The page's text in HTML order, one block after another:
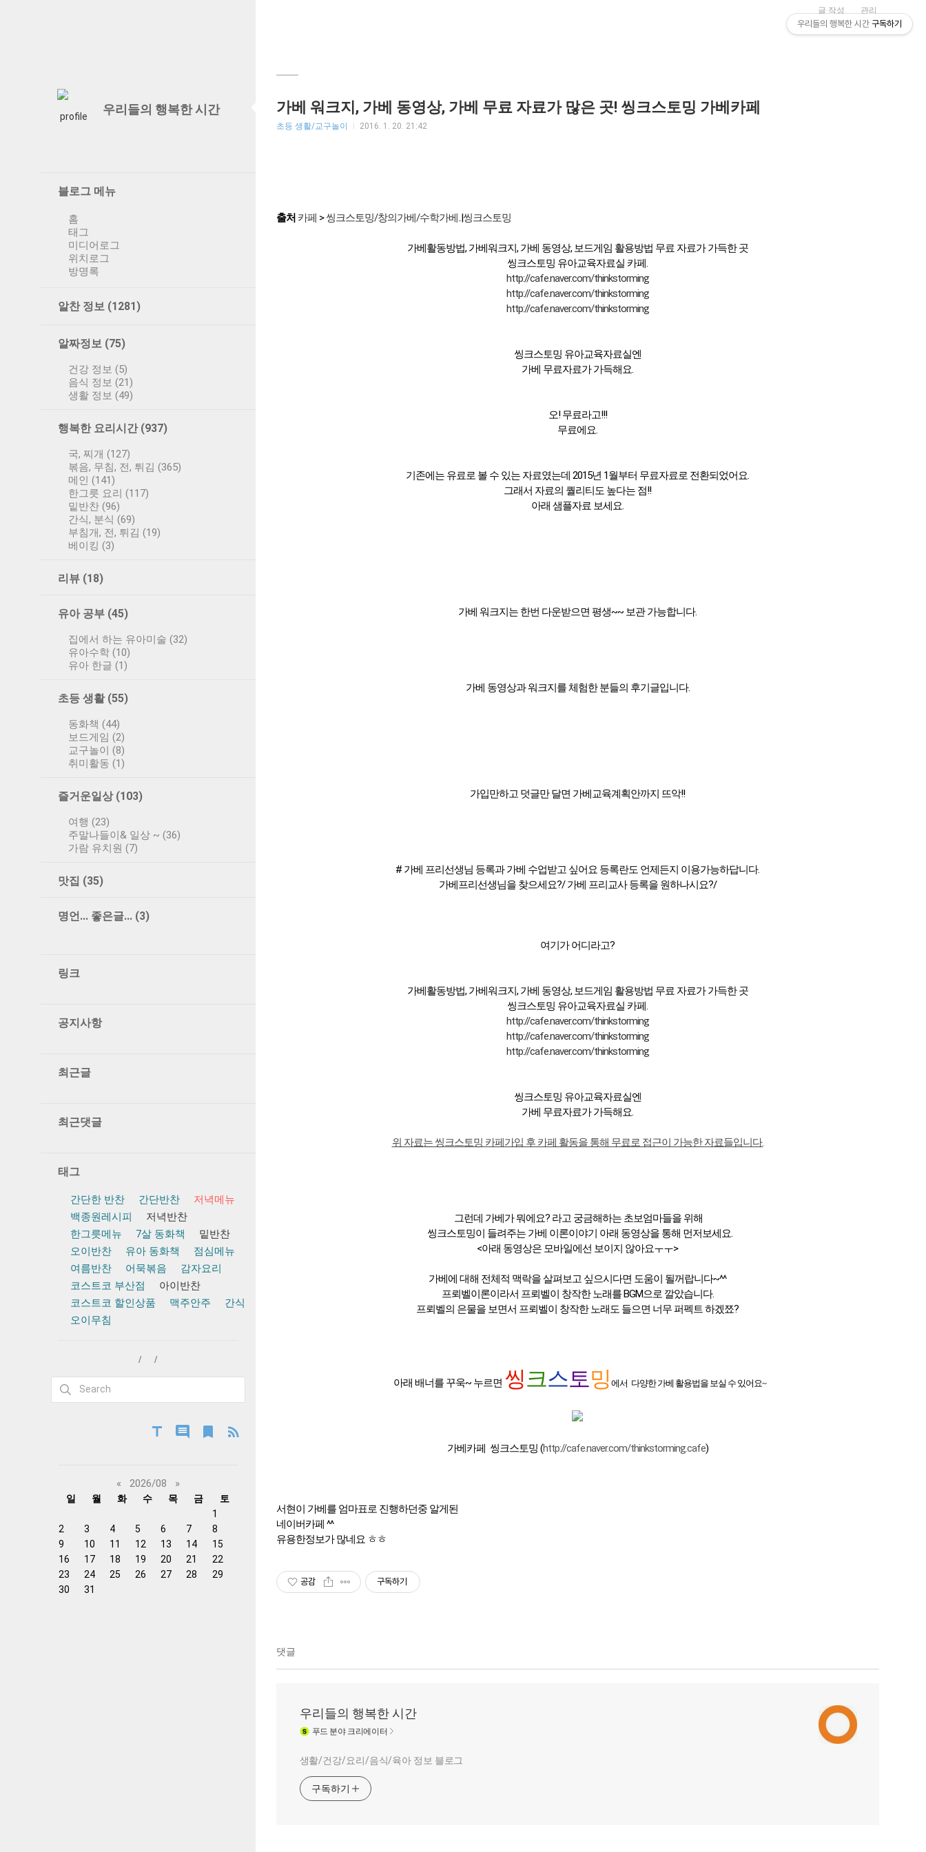
글 작성 관리
가베 워크지, 가베 동영상, 가베 무료 자료가 많은 곳! 씽크스토밍 가베카페
초등 생활/교구놀이 2016. 1. 20. 21:42
출처 카페 >씽크스토밍/창의가베/수학가베..|씽크스토밍
가베활동방법, 가베워크지, 가베 동영상, 보드게임 활용방법 무료 자료가 가득한 곳
씽크스토밍 유아교육자료실 카페.
http://cafe.naver.com/thinkstorming
http://cafe.naver.com/thinkstorming
http://cafe.naver.com/thinkstorming
씽크스토밍 유아교육자료실엔
가베 무료자료가 가득해요.
오! 무료라고!!!
무료에요.
기존에는 유료로 볼 수 있는 자료였는데 2015년 1월부터 무료자료로 전환되었어요.
그래서 자료의 퀄리티도 높다는 점!!
아래 샘플자료 보세요.
가베 워크지는 한번 다운받으면 평생~~ 보관 가능합니다.
가베 동영상과 워크지를 체험한 분들의 후기글입니다.
가입만하고 덧글만 달면 가베교육계획안까지 뜨악!!
# 가베 프리선생님 등록과 가베 수업받고 싶어요 등록란도 언제든지 이용가능하답니다.
가베프리선생님을 찾으세요?/ 가베 프리교사 등록을 원하나시요?/
여기가 어디라고?
가베활동방법, 가베워크지, 가베 동영상, 보드게임 활용방법 무료 자료가 가득한 곳
씽크스토밍 유아교육자료실 카페.
http://cafe.naver.com/thinkstorming
http://cafe.naver.com/thinkstorming
http://cafe.naver.com/thinkstorming
씽크스토밍 유아교육자료실엔
가베 무료자료가 가득해요.
위 자료는 씽크스토밍 카페가입 후 카페 활동을 통해 무료로 접근이 가능한 자료들입니다.
그런데 가베가 뭐에요? 라고 궁금해하는 초보엄마들을 위해
씽크스토밍이 들려주는 가베 이론이야기 아래 동영상을 통해 먼저보세요.
<아래 동영상은 모바일에선 보이지 않아요ㅜㅜ>
가베에 대해 전체적 맥락을 살펴보고 싶으시다면 도움이 될꺼랍니다~^^
프뢰벨이론이라서 프뢰벨이 창작한 노래를 BGM으로 깔았습니다.
프뢰벨의 은물을 보면서 프뢰벨이 창작한 노래도 들으면 너무 퍼펙트 하겠쬬?
아래 배너를 꾸욱~ 누르면 씽크스토밍 에서 다양한 가베 활용법을 보실 수 있어요~
가베카페 씽크스토밍 (http://cafe.naver.com/thinkstorming.cafe)
서현이 가베를 엄마표로 진행하던중 알게된
네이버카페 ^^
유용한정보가 많네요 ㅎㅎ
공감 구독하기
댓글
우리들의 행복한 시간
푸드 분야 크리에이터
생활/건강/요리/음식/육아 정보 블로그
구독하기
우리들의 행복한 시간
블로그 메뉴
홈
태그
미디어로그
위치로그
방명록
알찬 정보 (1281)
알짜정보 (75)
건강 정보 (5)
음식 정보 (21)
생활 정보 (49)
행복한 요리시간 (937)
국, 찌개 (127)
볶음, 무침, 전, 튀김 (365)
메인 (141)
한그릇 요리 (117)
밑반찬 (96)
간식, 분식 (69)
부침개, 전, 튀김 (19)
베이킹 (3)
리뷰 (18)
유아 공부 (45)
집에서 하는 유아미술 (32)
유아수학 (10)
유아 한글 (1)
초등 생활 (55)
동화책 (44)
보드게임 (2)
교구놀이 (8)
취미활동 (1)
즐거운일상 (103)
여행 (23)
주말나들이& 일상 ~ (36)
가람 유치원 (7)
맛집 (35)
명언... 좋은글... (3)
링크
공지사항
최근글
최근댓글
태그
간단한 반찬 간단반찬
저녁메뉴
백종원레시피
저녁반찬
한그릇메뉴
7살 동화책
밑반찬
오이반찬
유아 동화책
점심메뉴
여름반찬
어묵볶음
감자요리
코스트코 부산점
아이반찬
코스트코 할인상품
맥주안주
간식
오이무침
   
« 2026/08 »
일 월 화 수 목 금
토
1
2
3 4 5 6 7
8
9
10 11 12 13 14
15
16
17 18 19 20 21
22
23
24 25 26 27 28
29
30
31
우리들의 행복한 시간 구독하기